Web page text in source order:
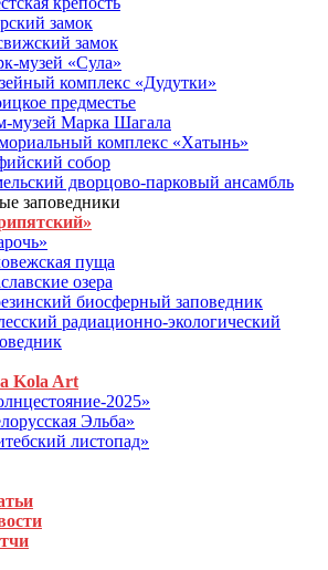
замок
замок
музей «Сула»
комплекс «Дудутки»
предместье
музей Марка Шагала
комплекс «Хатынь»
собор
дворцово-парковый ансамбль
заповедники
пуща
озера
биосферный заповедник
радиационно-экологический
Kola Art
2025»
Эльба»
листопад»